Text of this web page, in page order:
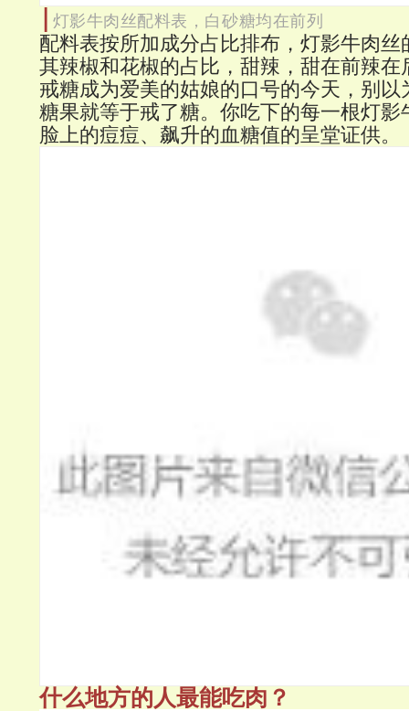
| 灯影牛肉丝配料表，白砂糖均在前列
配料表按所加成分占比排布，灯影牛肉丝
其辣椒和花椒的占比，甜辣，甜在前辣在
戒糖成为爱美的姑娘的口号的今天，别以
糖果就等于戒了糖。你吃下的每一根灯影
脸上的痘痘、飙升的血糖值的呈堂证供。
什么地方的人最能吃肉？